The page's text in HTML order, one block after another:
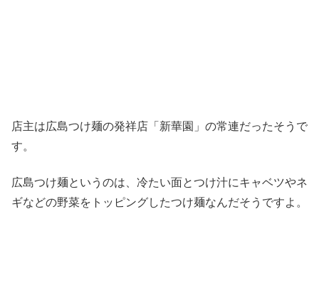
店主は広島つけ麺の発祥店「新華園」の常連だったそうで
す。
広島つけ麺というのは、冷たい面とつけ汁にキャベツやネ
ギなどの野菜をトッピングしたつけ麺なんだそうですよ。